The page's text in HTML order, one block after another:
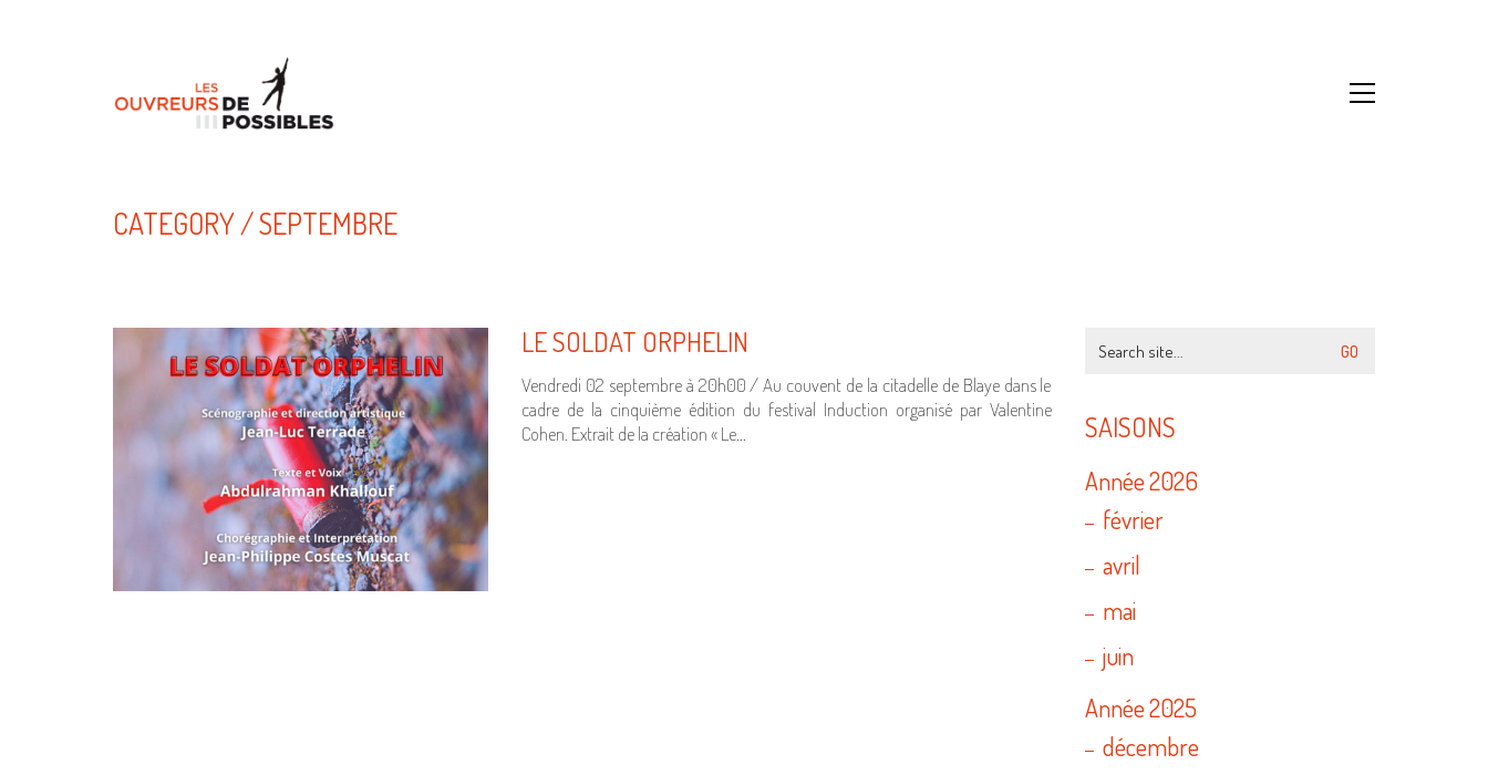
CATEGORY /SEPTEMBRE
LE SOLDAT ORPHELIN
Vendredi 02 septembre à 20h00 / Au couvent de la citadelle de Blaye dans le
cadre de la cinquième édition du festival Induction organisé par Valentine
Cohen. Extrait de la création « Le…
for:
SAISONS
Année 2026
février
avril
mai
juin
Année 2025
décembre